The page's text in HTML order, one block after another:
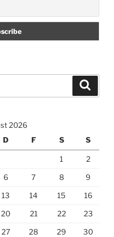
2026
D F S S
1 2
6 7 8 9
13 14 15 16
20 21 22 23
27 28 29 30